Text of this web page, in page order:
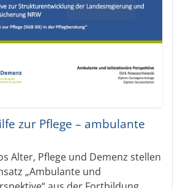
zur Pflege – ambulante
Alter, Pflege und Demenz stellen
„Ambulante und